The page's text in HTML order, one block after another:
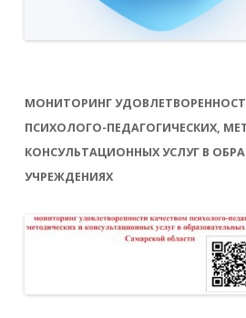
МОНИТОРИНГ
ПСИХОЛОГО-ПЕДАГОГИЧЕСКИХ,
КОНСУЛЬТАЦИОННЫХ УСЛУГ В
УЧРЕЖДЕНИЯХ